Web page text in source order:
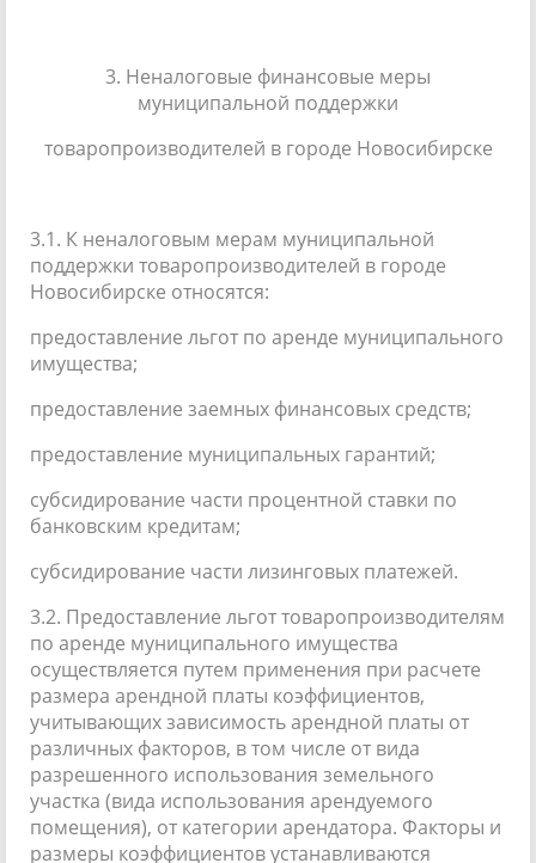
3. Неналоговые финансовые меры
муниципальной поддержки
товаропроизводителей в городе Новосибирске
3.1. К неналоговым мерам муниципальной
поддержки товаропроизводителей в городе
Новосибирске относятся:
предоставление льгот по аренде муниципального
имущества;
предоставление заемных финансовых средств;
предоставление муниципальных гарантий;
субсидирование части процентной ставки по
банковским кредитам;
субсидирование части лизинговых платежей.
3.2. Предоставление льгот товаропроизводителям
по аренде муниципального имущества
осуществляется путем применения при расчете
размера арендной платы коэффициентов,
учитывающих зависимость арендной платы от
различных факторов, в том числе от вида
разрешенного использования земельного
участка (вида использования арендуемого
помещения), от категории арендатора. Факторы и
размеры коэффициентов устанавливаются